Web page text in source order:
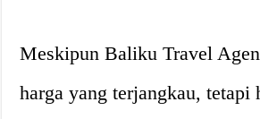
Meskipun Baliku Travel
harga yang terjangkau, tetapi